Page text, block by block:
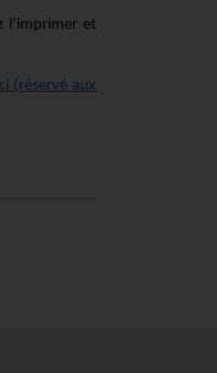
l’imprimer et
(réservé aux